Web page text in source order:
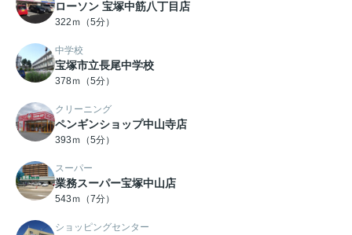
ローソン 宝塚中筋八丁目店
322ｍ（5分）
中学校
宝塚市立長尾中学校
378ｍ（5分）
クリーニング
ペンギンショップ中山寺店
393ｍ（5分）
スーパー
業務スーパー宝塚中山店
543ｍ（7分）
ショッピングセンター